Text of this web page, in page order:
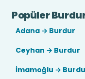
Popüler
Adana → Burdur
Ceyhan → Burdur
İmamoğlu →